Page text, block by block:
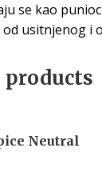
se kao
usitnjenog i
products
Neutral